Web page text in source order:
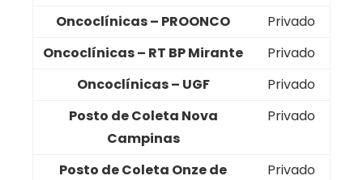
Oncoclínicas – PROONCO
Privado
Oncoclínicas – RT BP Mirante
Privado
Oncoclínicas – UGF
Privado
Posto de Coleta Nova
Campinas
Privado
Posto de Coleta Onze de
Privado